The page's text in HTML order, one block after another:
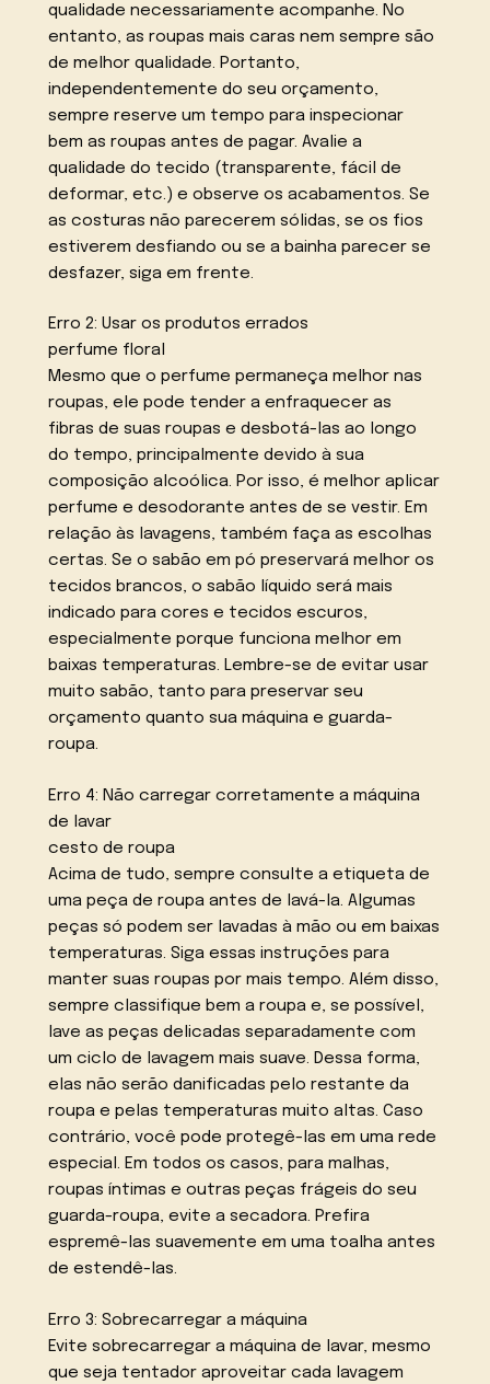
qualidade necessariamente acompanhe. No
entanto, as roupas mais caras nem sempre são
de melhor qualidade. Portanto,
independentemente do seu orçamento,
sempre reserve um tempo para inspecionar
bem as roupas antes de pagar. Avalie a
qualidade do tecido (transparente, fácil de
deformar, etc.) e observe os acabamentos. Se
as costuras não parecerem sólidas, se os fios
estiverem desfiando ou se a bainha parecer se
desfazer, siga em frente.
Erro 2: Usar os produtos errados
perfume floral
Mesmo que o perfume permaneça melhor nas
roupas, ele pode tender a enfraquecer as
fibras de suas roupas e desbotá-las ao longo
do tempo, principalmente devido à sua
composição alcoólica. Por isso, é melhor aplicar
perfume e desodorante antes de se vestir. Em
relação às lavagens, também faça as escolhas
certas. Se o sabão em pó preservará melhor os
tecidos brancos, o sabão líquido será mais
indicado para cores e tecidos escuros,
especialmente porque funciona melhor em
baixas temperaturas. Lembre-se de evitar usar
muito sabão, tanto para preservar seu
orçamento quanto sua máquina e guarda-
roupa.
Erro 4: Não carregar corretamente a máquina
de lavar
cesto de roupa
Acima de tudo, sempre consulte a etiqueta de
uma peça de roupa antes de lavá-la. Algumas
peças só podem ser lavadas à mão ou em baixas
temperaturas. Siga essas instruções para
manter suas roupas por mais tempo. Além disso,
sempre classifique bem a roupa e, se possível,
lave as peças delicadas separadamente com
um ciclo de lavagem mais suave. Dessa forma,
elas não serão danificadas pelo restante da
roupa e pelas temperaturas muito altas. Caso
contrário, você pode protegê-las em uma rede
especial. Em todos os casos, para malhas,
roupas íntimas e outras peças frágeis do seu
guarda-roupa, evite a secadora. Prefira
espremê-las suavemente em uma toalha antes
de estendê-las.
Erro 3: Sobrecarregar a máquina
Evite sobrecarregar a máquina de lavar, mesmo
que seja tentador aproveitar cada lavagem